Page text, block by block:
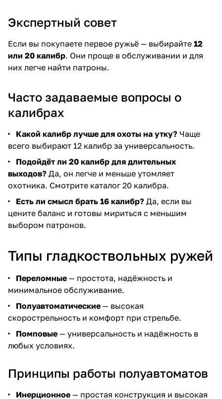
Экспертный совет
Если вы покупаете первое ружьё — выбирайте 12
или 20 калибр. Они проще в обслуживании и для
них легче найти патроны.
Часто задаваемые вопросы о
калибрах
Какой калибр лучше для охоты на утку? Чаще
всего выбирают 12 калибр за универсальность.
Подойдёт ли 20 калибр для длительных
выходов? Да, он легче и меньше утомляет
охотника. Смотрите каталог 20 калибра.
Есть ли смысл брать 16 калибр? Да, если вы
цените баланс и готовы мириться с меньшим
выбором патронов.
Типы гладкоствольных ружей
Переломные — простота, надёжность и
минимальное обслуживание.
Полуавтоматические — высокая
скорострельность и комфорт при стрельбе.
Помповые — универсальность и надёжность в
любых условиях.
Принципы работы полуавтоматов
Инерционное — простая конструкция и высокая